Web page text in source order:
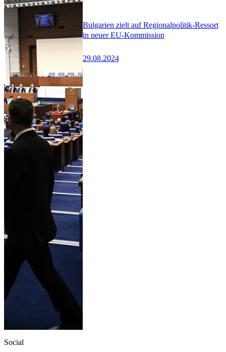
Bulgarien zielt auf Regionalpolitik-Ressort
in neuer EU-Kommission
29.08.2024
Social